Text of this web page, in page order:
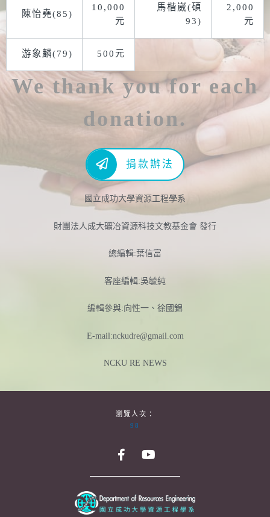
陳怡堯(85)
10,000
元
馬楷崴(碩
93)
2,000
元
游象麟(79) 500元
We thank you for each
donation.
捐款辦法
國立成功大學資源工程學系
財團法人成大礦冶資源科技文教基金會 發行
總編輯:葉信富
客座編輯:吳毓純
編輯參與:向性一、徐國錦
E-mail:nckudre@gmail.com
NCKU RE NEWS
瀏覽人次：
98